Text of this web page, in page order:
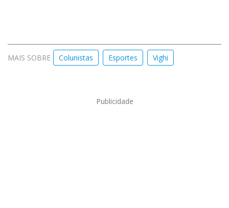
MAIS SOBRE Colunistas Esportes Vighi
Publicidade